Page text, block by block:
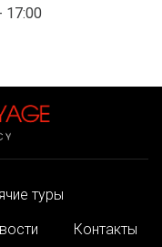
17:00
туры
Контакты